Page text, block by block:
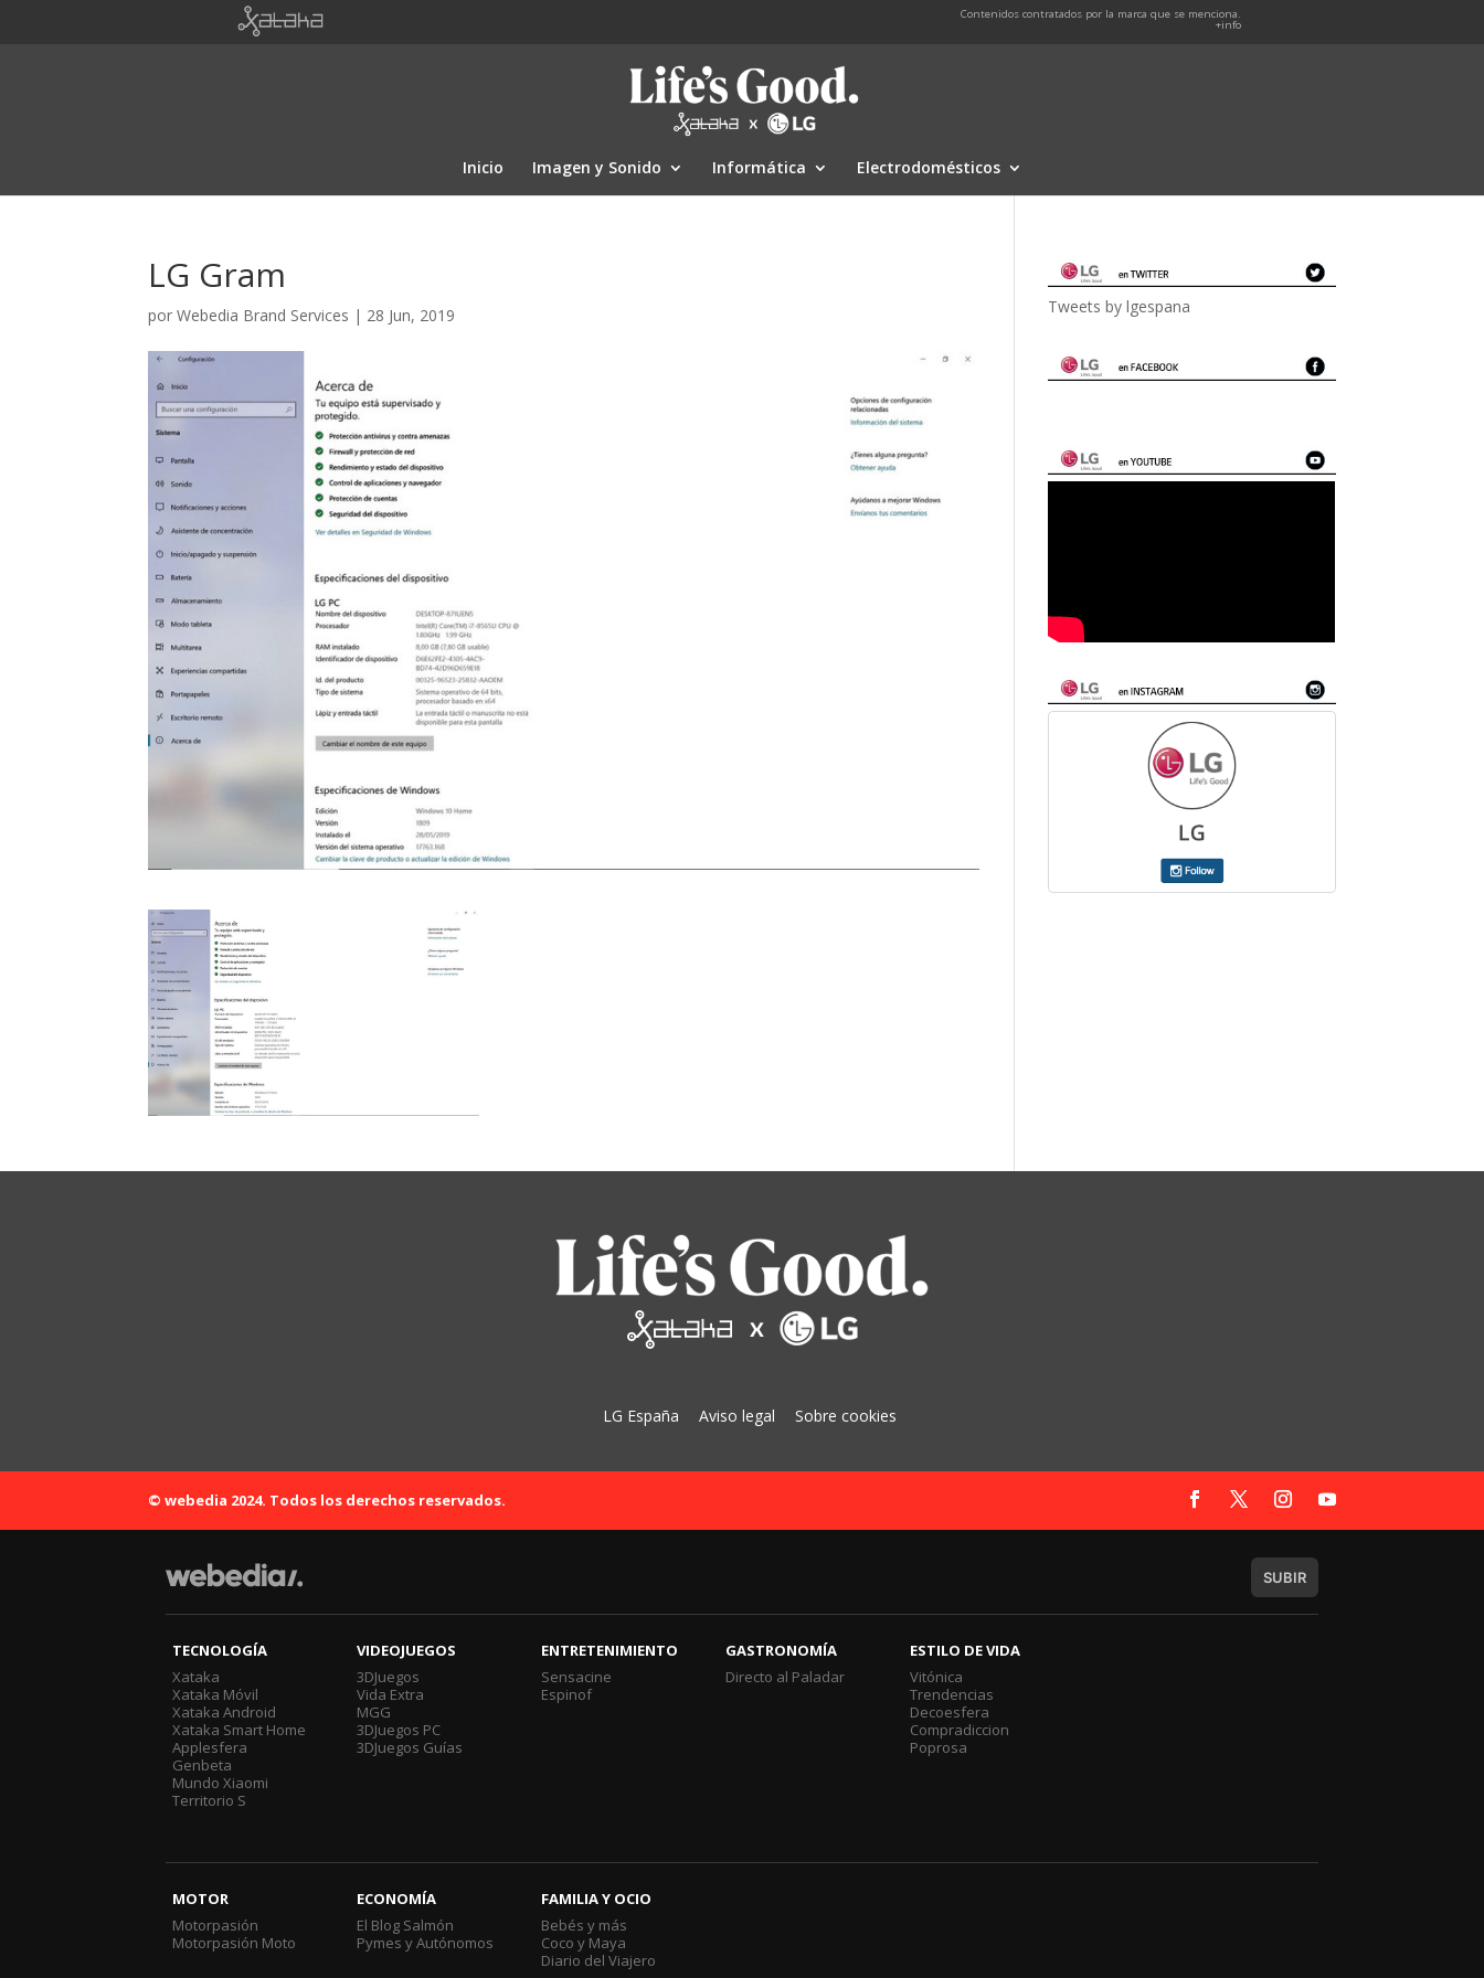
Contenidos contratados por la marca que se menciona.
+info
Inicio Imagen y Sonido Informática Electrodomésticos
LG Gram
porWebedia Brand Services | 28 Jun, 2019 Tweets by lgespana
LG España Aviso legal Sobre cookies
© webedia 2024. Todos los derechos reservados.
SUBIR
TECNOLOGÍA
Xataka
Xataka Móvil
Xataka Android
Xataka Smart Home
Applesfera
Genbeta
Mundo Xiaomi
Territorio S
VIDEOJUEGOS
3DJuegos
Vida Extra
MGG
3DJuegos PC
3DJuegos Guías
ENTRETENIMIENTO
Sensacine
Espinof
GASTRONOMÍA
Directo al Paladar
ESTILO DE VIDA
Vitónica
Trendencias
Decoesfera
Compradiccion
Poprosa
MOTOR
Motorpasión
Motorpasión Moto
ECONOMÍA
El Blog Salmón
Pymes y Autónomos
FAMILIA Y OCIO
Bebés y más
Coco y Maya
Diario del Viajero